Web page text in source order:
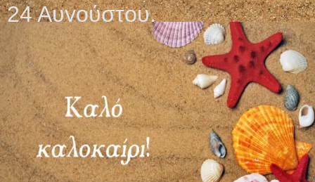
ΕΙΔΙΚΟ ΘΕΡΙΝΟ ΩΡΑΡΙΟ
ΔΕΥ-ΠΑΡ: 09:00-14:30
ΣΑΒ – ΚΥΡ: ΚΛΕΙΣΤΑ
Χρήσιμα Links
24 Αυγούστου.